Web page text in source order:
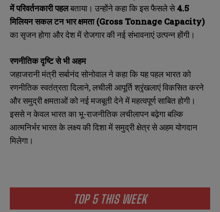
N
a
lu
N
a
lu
TOP 5 THIS WEEK
मेंपरिवर्तनकारीपहलबताया। उन्होंने कहा कि इस फैसले से4.5
मिलियनसकलटनभारक्षमता (Gross Tonnage Capacity)
का सृजन होगा और देश में रोजगार की नई संभावनाएं उत्पन्न होंगी।
रणनीतिकदृष्टिसेभीअहम
जहाजरानी मंत्री सर्बानंद सोनोवाल ने कहा कि यह पहल भारत को
रणनीतिक स्वतंत्रता दिलाने, लचीली आपूर्ति श्रृंखलाएं विकसित करने
और समुद्री क्षमताओं को नई मजबूती देने में महत्वपूर्ण साबित होगी।
इससे न केवल भारत का भू-राजनीतिक लचीलापन बढ़ेगा बल्कि
आत्मनिर्भर भारत के लक्ष्य की दिशा में समुद्री क्षेत्र से अहम योगदान
मिलेगा।